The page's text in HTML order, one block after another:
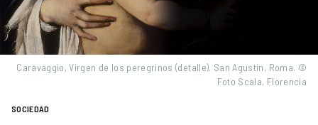
SOCIEDAD
Caravaggio, Virgen de los peregrinos (detalle). San Agustín, Roma. ©
Foto Scala, Florencia